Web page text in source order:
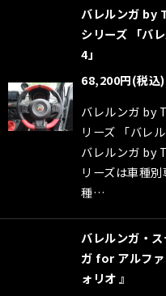
バレルンガ by
シリーズ 「バ
4」
68,200円(税込)
バレルンガ by
リーズ 「バレ
バレルンガ by
リーズは車種
種…
バレルンガ・
ガ for アルフ
ォリオ 』